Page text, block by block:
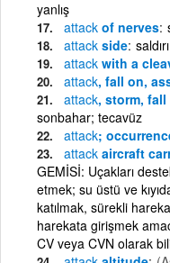
yanlış
attack of nerves
attack side
attack with a
attack, fall on,
attack, storm,
sonbahar; tecavüz
attack;
attack aircraft
GEMİSİ: Uçakları
etmek; su üstü ve
katılmak, sürekli
harekata girişmek
CV veya CVN olarak